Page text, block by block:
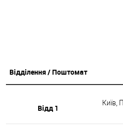
Відділення / Поштомат
Відд 1
Київ,